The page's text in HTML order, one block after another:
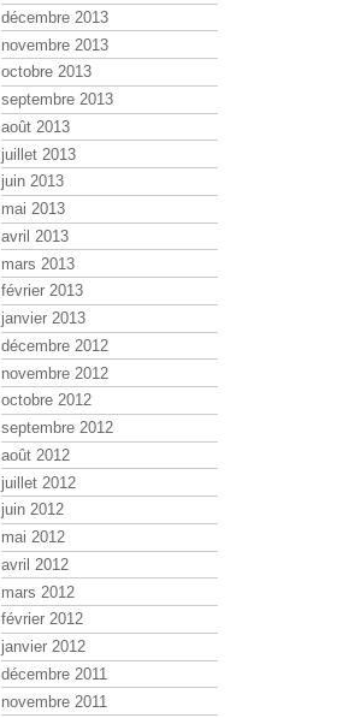
décembre 2013
novembre 2013
octobre 2013
septembre 2013
août 2013
juillet 2013
juin 2013
mai 2013
avril 2013
mars 2013
février 2013
janvier 2013
décembre 2012
novembre 2012
octobre 2012
septembre 2012
août 2012
juillet 2012
juin 2012
mai 2012
avril 2012
mars 2012
février 2012
janvier 2012
décembre 2011
novembre 2011